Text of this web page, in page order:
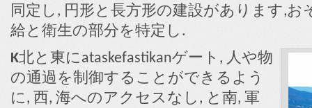
同定し, 円形と長方形の建設があります,お
給と衛生の部分を特定し.
K北と東にataskefastikanゲート, 人や物
の通過を制御することができるよう
に, 西, 海へのアクセスなし, と南, 軍